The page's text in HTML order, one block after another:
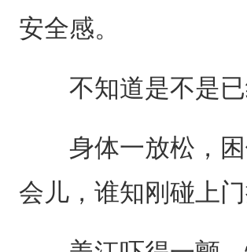
安全感。
不知道是不是已
身体一放松，困
会儿，谁知刚碰上